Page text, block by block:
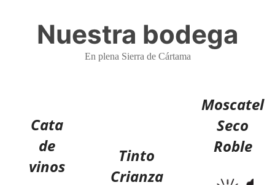
Nuestra bodega
En plena Sierra de Cártama
Cata
de
vinos
Tinto
Crianza
Moscatel
Seco
Roble